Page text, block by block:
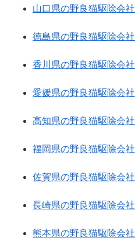
山口県の野良猫駆除会社
徳島県の野良猫駆除会社
香川県の野良猫駆除会社
愛媛県の野良猫駆除会社
高知県の野良猫駆除会社
福岡県の野良猫駆除会社
佐賀県の野良猫駆除会社
長崎県の野良猫駆除会社
熊本県の野良猫駆除会社